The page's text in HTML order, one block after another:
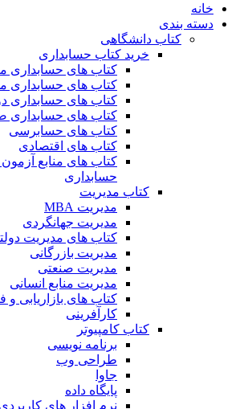
خانه
دسته بندی
کتاب دانشگاهی
خرید کتاب حسابداری
کتاب های حسابداری
کتاب های حسابداری
کتاب های حسابداری
کتاب های حسابداری
کتاب های حسابرسی
کتاب های اقتصادی
کتاب های منابع
حسابداری
کتاب مدیریت
مدیریت MBA
مدیریت جهانگردی
کتاب های مدیریت
مدیریت بازرگانی
مدیریت صنعتی
مدیریت منابع انسانی
کتاب های بازاریابی
کارآفرینی
کتاب کامپیوتر
برنامه نویسی
طراحی وب
جاوا
پایگاه داده
نرم افزار های کاربردی